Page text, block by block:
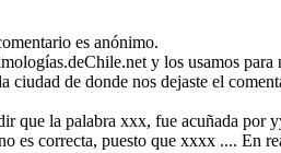
es anónimo.
y los usamos
de donde nos dejaste el
que la palabra xxx, fue acuñada por
correcta, puesto que xxxx .... En